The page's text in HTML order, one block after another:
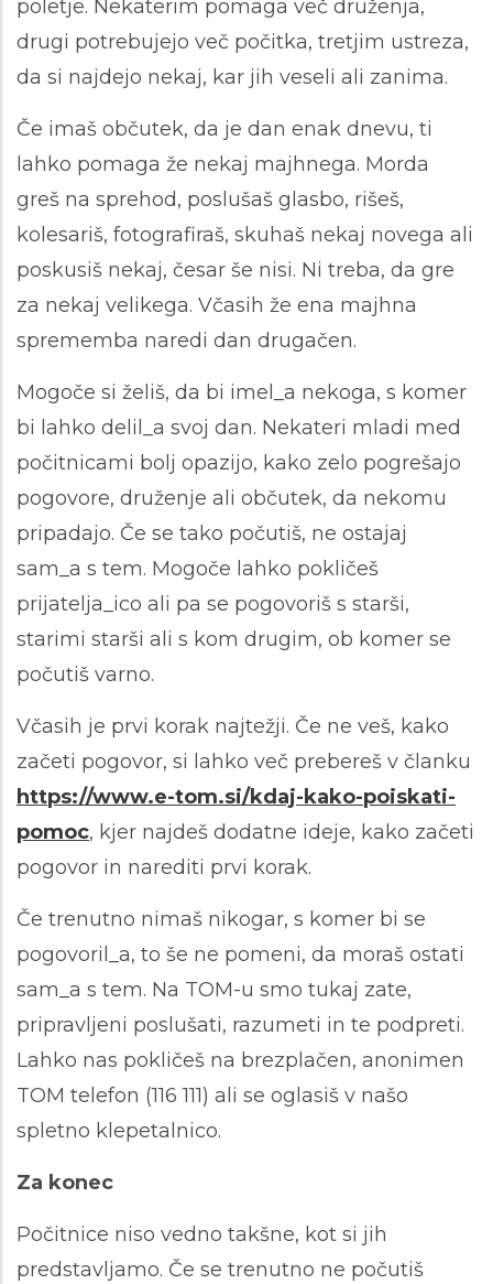
poletje. Nekaterim pomaga več druženja,
drugi potrebujejo več počitka, tretjim ustreza,
da si najdejo nekaj, kar jih veseli ali zanima.
Če imaš občutek, da je dan enak dnevu, ti
lahko pomaga že nekaj majhnega. Morda
greš na sprehod, poslušaš glasbo, rišeš,
kolesariš, fotografiraš, skuhaš nekaj novega ali
poskusiš nekaj, česar še nisi. Ni treba, da gre
za nekaj velikega. Včasih že ena majhna
sprememba naredi dan drugačen.
Mogoče si želiš, da bi imel_a nekoga, s komer
bi lahko delil_a svoj dan. Nekateri mladi med
počitnicami bolj opazijo, kako zelo pogrešajo
pogovore, druženje ali občutek, da nekomu
pripadajo. Če se tako počutiš, ne ostajaj
sam_a s tem. Mogoče lahko pokličeš
prijatelja_ico ali pa se pogovoriš s starši,
starimi starši ali s kom drugim, ob komer se
počutiš varno.
Včasih je prvi korak najtežji. Če ne veš, kako
začeti pogovor, si lahko več prebereš v članku
https://www.e-tom.si/kdaj-kako-poiskati-
pomoc, kjer najdeš dodatne ideje, kako začeti
pogovor in narediti prvi korak.
Če trenutno nimaš nikogar, s komer bi se
pogovoril_a, to še ne pomeni, da moraš ostati
sam_a s tem. Na TOM-u smo tukaj zate,
pripravljeni poslušati, razumeti in te podpreti.
Lahko nas pokličeš na brezplačen, anonimen
TOM telefon (116 111) ali se oglasiš v našo
spletno klepetalnico.
Za konec
Počitnice niso vedno takšne, kot si jih
predstavljamo. Če se trenutno ne počutiš